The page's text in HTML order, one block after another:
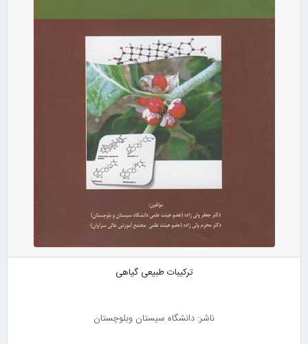
ترکیبات طبیعی گیاهی
ناشر: دانشگاه سیستان وبلوچستان